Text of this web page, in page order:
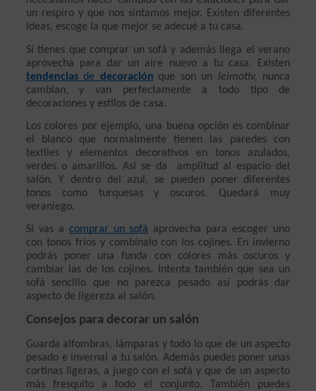
un respiro y que nos sintamos mejor. Existen diferentes
ideas, escoge la que mejor se adecué a tu casa.
Si tienes que comprar un sofá y además llega el verano
tendencias de decoración que son un leimotiv, nunca
cambian, y van perfectamente a todo tipo de
decoraciones y estilos de casa.
Los colores por ejemplo, una buena opción es combinar
el blanco que normalmente tienen las paredes con
textiles y elementos decorativos en tonos azulados,
verdes o amarillos. Así se da  amplitud al espacio del
salón. Y dentro del azul, se pueden poner diferentes
tonos como turquesas y oscuros. Quedará muy
veraniego.
Si vas a comprar un sofá aprovecha para escoger uno
con tonos fríos y combínalo con los cojines. En invierno
podrás poner una funda con colores más oscuros y
cambiar las de los cojines. Intenta también que sea un
sofá sencillo que no parezca pesado así podrás dar
aspecto de ligereza al salón.
Consejos para decorar un salón
Guarda alfombras, lámparas y todo lo que de un aspecto
pesado e invernal a tu salón. Además puedes poner unas
cortinas ligeras, a juego con el sofá y que de un aspecto
más fresquito a todo el conjunto. También puedes